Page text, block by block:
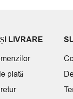
LIVRARE
plată